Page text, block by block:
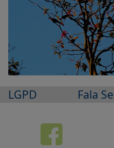
LGPD Fala